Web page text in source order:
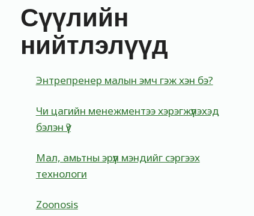
Сүүлийн
нийтлэлүүд
Энтрепренер малын эмч гэж хэн бэ?
Чи цагийн менежментээ хэрэгжүүлэхэд
бэлэн үү?
Мал, амьтны эрүүл мэндийг сэргээх
технологи
Zoonosis